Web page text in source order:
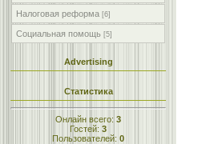
Налоговая реформа [6]
Социальная помощь [5]
Advertising
Статистика
Онлайн всего: 3
Гостей: 3
Пользователей: 0